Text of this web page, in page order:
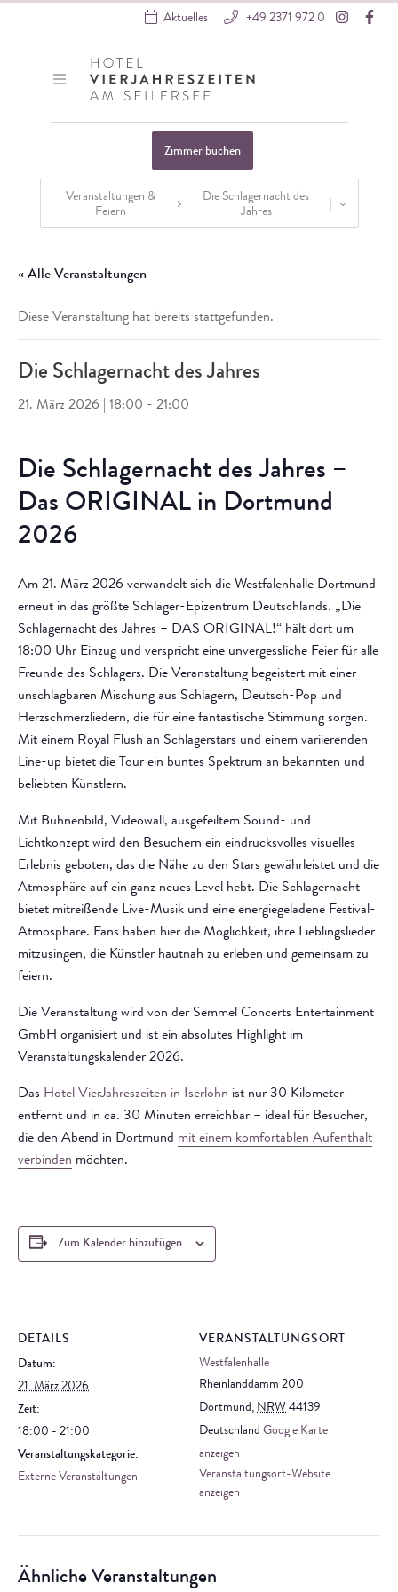
Aktuelles +49 2371 972 0
Hotel VierJahreszeiten
Zimmer buchen
Veranstaltungen &
Feiern
Die Schlagernacht des
Jahres
« Alle Veranstaltungen
Diese Veranstaltung hat bereits stattgefunden.
Die Schlagernacht des Jahres
21. März 2026 | 18:00 - 21:00
Die Schlagernacht des Jahres –
Das ORIGINAL in Dortmund
2026
Am 21. März 2026 verwandelt sich die Westfalenhalle Dortmund
erneut in das größte Schlager-Epizentrum Deutschlands. „Die
Schlagernacht des Jahres – DAS ORIGINAL!“ hält dort um
18:00 Uhr Einzug und verspricht eine unvergessliche Feier für alle
Freunde des Schlagers. Die Veranstaltung begeistert mit einer
unschlagbaren Mischung aus Schlagern, Deutsch-Pop und
Herzschmerzliedern, die für eine fantastische Stimmung sorgen.
Mit einem Royal Flush an Schlagerstars und einem variierenden
Line-up bietet die Tour ein buntes Spektrum an bekannten und
beliebten Künstlern.
Mit Bühnenbild, Videowall, ausgefeiltem Sound- und
Lichtkonzept wird den Besuchern ein eindrucksvolles visuelles
Erlebnis geboten, das die Nähe zu den Stars gewährleistet und die
Atmosphäre auf ein ganz neues Level hebt. Die Schlagernacht
bietet mitreißende Live-Musik und eine energiegeladene Festival-
Atmosphäre. Fans haben hier die Möglichkeit, ihre Lieblingslieder
mitzusingen, die Künstler hautnah zu erleben und gemeinsam zu
feiern.
Die Veranstaltung wird von der Semmel Concerts Entertainment
GmbH organisiert und ist ein absolutes Highlight im
Veranstaltungskalender 2026.
Das Hotel VierJahreszeiten in Iserlohn ist nur 30 Kilometer
entfernt und in ca. 30 Minuten erreichbar – ideal für Besucher,
die den Abend in Dortmund mit einem komfortablen Aufenthalt
verbinden möchten.
Zum Kalender hinzufügen
DETAILS
Datum:
21. März 2026
Zeit:
18:00 - 21:00
Veranstaltungskategorie:
Externe Veranstaltungen
VERANSTALTUNGSORT
Westfalenhalle
Rheinlanddamm 200
Dortmund , NRW 44139
Deutschland Google Karte
anzeigen
Veranstaltungsort-Website
anzeigen
Ähnliche Veranstaltungen